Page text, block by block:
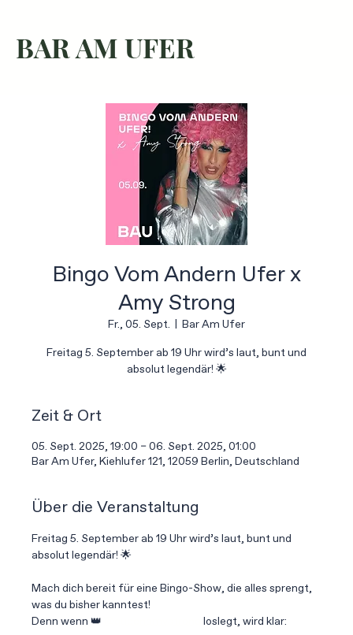
BAR AM UFER
Bingo Vom Andern Ufer x
Amy Strong
Fr., 05. Sept.
Bar Am Ufer
Freitag 5. September ab 19 Uhr wird’s laut, bunt und
absolut legendär! 🌟
Zeit & Ort
05. Sept. 2025, 19:00 – 06. Sept. 2025, 01:00
Bar Am Ufer, Kiehlufer 121, 12059 Berlin, Deutschland
Über die Veranstaltung
Freitag 5. September ab 19 Uhr wird’s laut, bunt und
absolut legendär! 🌟
Mach dich bereit für eine Bingo-Show, die alles sprengt,
was du bisher kanntest!
Denn wenn 👑
loslegt, wird klar: